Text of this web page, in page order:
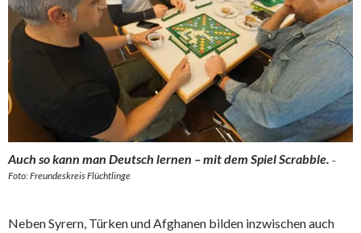
Auch so kann man Deutsch lernen – mit dem Spiel Scrabble. –
Foto: Freundeskreis Flüchtlinge
Neben Syrern, Türken und Afghanen bilden inzwischen auch